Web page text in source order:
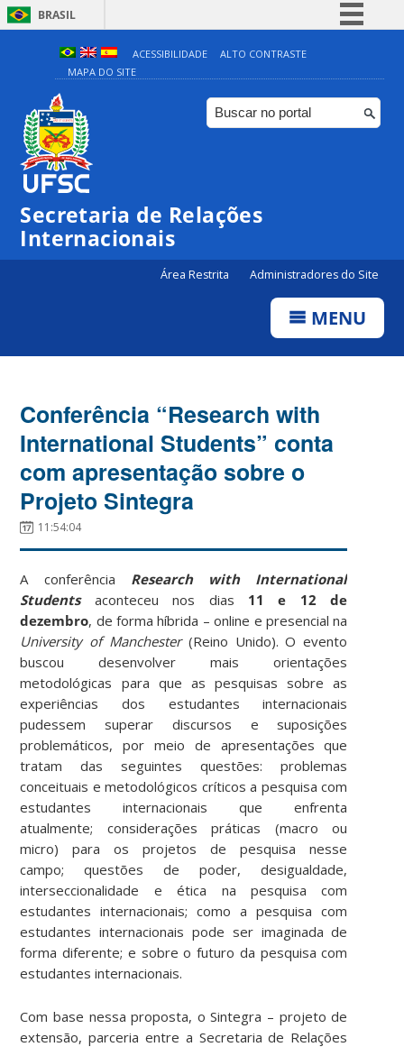
BRASIL
Simplifique!
Comunica BR
Participe
ACESSIBILIDADE
ALTO CONTRASTE
MAPA DO SITE
Secretaria de Relações
Internacionais
Área Restrita Administradores do Site
MENU
Conferência “Research with
International Students” conta
com apresentação sobre o
Projeto Sintegra
11:54:04
A conferência Research with International
Studentsaconteceu nos dias 11 e 12 de
dezembro, de forma híbrida – online e presencial na
University of Manchester(Reino Unido). O evento
buscou desenvolver mais orientações
metodológicas para que as pesquisas sobre as
experiências dos estudantes internacionais
pudessem superar discursos e suposições
problemáticos, por meio de apresentações que
tratam das seguintes questões: problemas
conceituais e metodológicos críticos a pesquisa com
estudantes internacionais que enfrenta
atualmente; considerações práticas (macro ou
micro) para os projetos de pesquisa nesse
campo;questões de poder, desigualdade,
interseccionalidade e ética na pesquisa com
estudantes internacionais; comoa pesquisa com
estudantes internacionais pode ser imaginada de
forma diferente; e sobreo futuro da pesquisa com
estudantes internacionais.
Com base nessa proposta, o Sintegra – projeto de
extensão, parceria entre a Secretaria de Relações